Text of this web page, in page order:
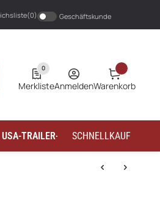
(0) Geschäftskunde
0
MerklisteAnmeldenWarenkorb
USA-TRAILER-WOHNMOBILTEILE
SCHNELLKAUF